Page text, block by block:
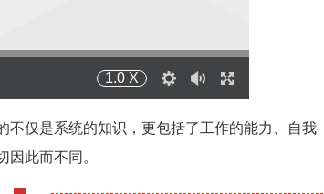
1.0 X
不仅是系统的知识，更包括了工作的能力、自我
此而不同。